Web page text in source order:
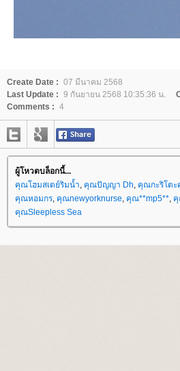
Create Date : 07 มีนาคม 2568
Last Update : 9 กันยายน 2568 10:35:36 น.
Comments : 4
ผู้โหวตบล็อกนี้...
คุณโฮมสเตย์ริมน้ำ, คุณปัญญา Dh, คุณกะริโตะ
คุณหอมกร, คุณnewyorknurse, คุณ**mp5**,
คุณSleepless Sea